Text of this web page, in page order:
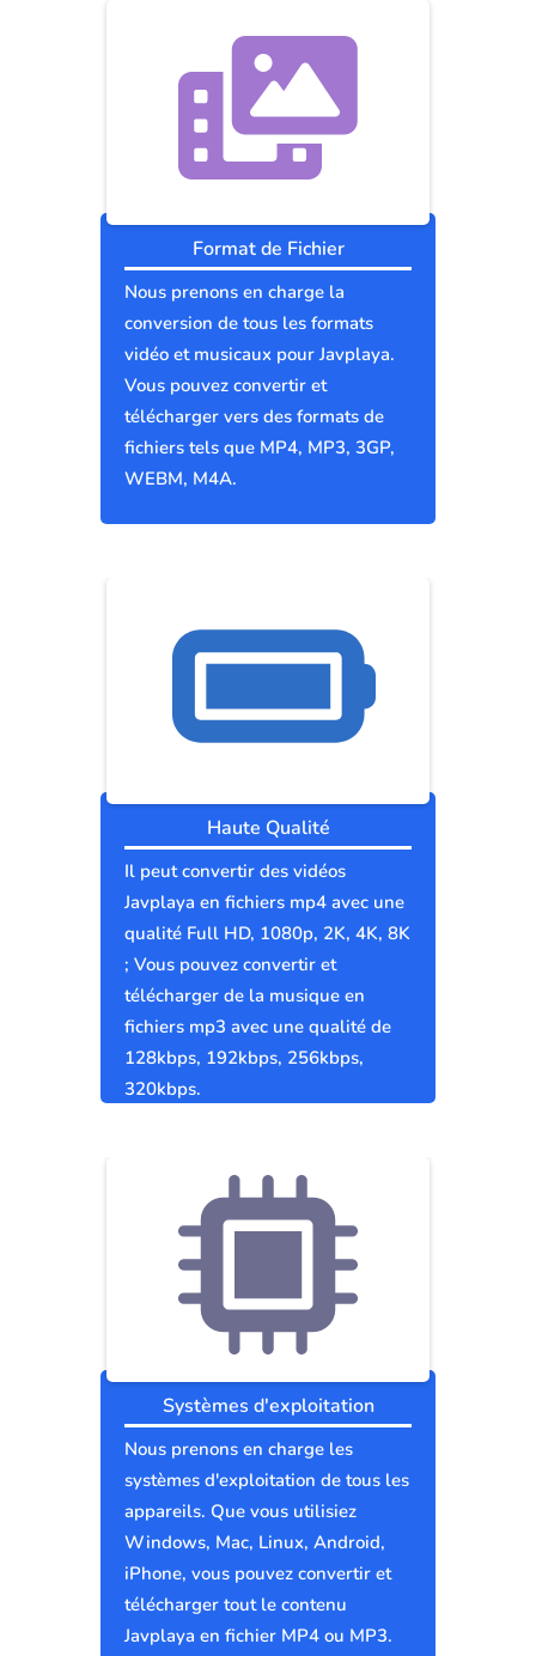
Format de Fichier
Nous prenons en charge la
conversion de tous les formats
vidéo et musicaux pour Javplaya.
Vous pouvez convertir et
télécharger vers des formats de
fichiers tels que MP4, MP3, 3GP,
WEBM, M4A.
Haute Qualité
Il peut convertir des vidéos
Javplaya en fichiers mp4 avec une
qualité Full HD, 1080p, 2K, 4K, 8K
; Vous pouvez convertir et
télécharger de la musique en
fichiers mp3 avec une qualité de
128kbps, 192kbps, 256kbps,
320kbps.
Systèmes d'exploitation
Nous prenons en charge les
systèmes d'exploitation de tous les
appareils. Que vous utilisiez
Windows, Mac, Linux, Android,
iPhone, vous pouvez convertir et
télécharger tout le contenu
Javplaya en fichier MP4 ou MP3.